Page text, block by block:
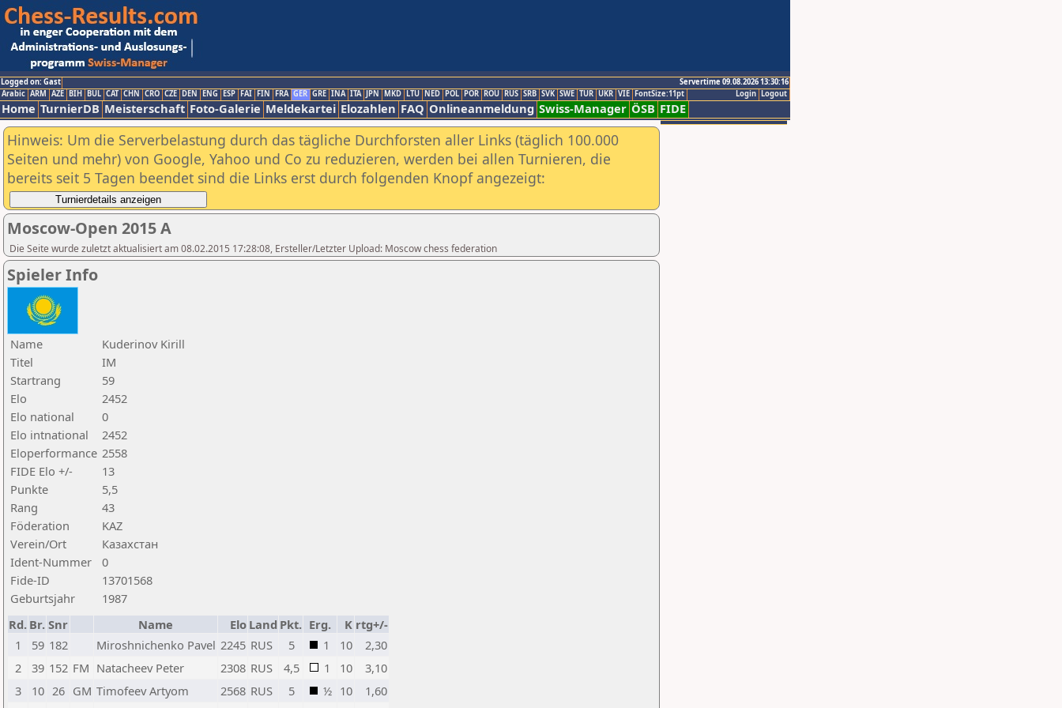
Logged on: Gast
Servertime 09.08.2026 13:30:16
Logout
Login
Arabic ARM AZE BIH BUL CAT CHN CRO CZE DEN ENG ESP FAI FIN FRA GER GRE INA ITA JPN MKD LTU NED POL POR ROU RUS SRB SVK SWE TUR UKR VIE FontSize:11pt
Home TurnierDB Meisterschaft Foto-Galerie Meldekartei Elozahlen FAQ Onlineanmeldung Swiss-Manager ÖSB FIDE
Hinweis: Um die Serverbelastung durch das tägliche Durchforsten aller Links (täglich 100.000
Seiten und mehr) von Google, Yahoo und Co zu reduzieren, werden bei allen Turnieren, die
bereits seit 5 Tagen beendet sind die Links erst durch folgenden Knopf angezeigt:
Moscow-Open 2015 A
Die Seite wurde zuletzt aktualisiert am 08.02.2015 17:28:08, Ersteller/Letzter Upload: Moscow chess federation
Spieler Info
Name
Kuderinov Kirill
Titel
IM
Startrang
59
Elo
2452
Elo national
0
Elo intnational
2452
Eloperformance 2558
FIDE Elo +/-
13
Punkte
5,5
Rang
43
Föderation
KAZ
Verein/Ort
Казахстан
Ident-Nummer
0
Fide-ID
13701568
Geburtsjahr
1987
Rd. Br. Snr Name Elo Land Pkt. Erg. K rtg+/-
1
59 182 Miroshnichenko Pavel 2245 RUS 5 1 10
2,30
2
39 152 FM Natacheev Peter 2308 RUS 4,5 1 10
3,10
3
10 26 GM Timofeev Artyom 2568 RUS 5 ½ 10
1,60